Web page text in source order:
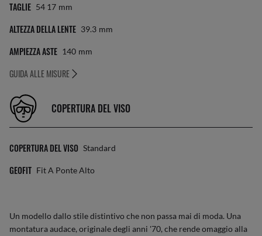
TAGLIE 54 17 Mm
ALTEZZA DELLA LENTE 39.3 Mm
AMPIEZZA ASTE 140 Mm
GUIDA ALLE MISURE
COPERTURA DEL VISO
COPERTURA DEL VISO Standard
GEOFIT Fit A Ponte Alto
Un modello dallo stile distintivo che non passa mai di moda. Una
montatura audace, originale degli anni '70, che rende omaggio alla